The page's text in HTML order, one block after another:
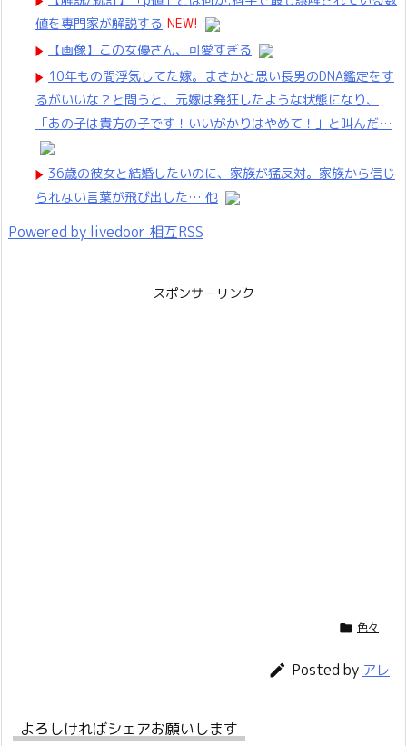
値を専門家が解説する NEW!
【画像】この女優さん、可愛すぎる
10年もの間浮気してた嫁。まさかと思い長男のDNA鑑定をす
るがいいな？と問うと、元嫁は発狂したような状態になり、
「あの子は貴方の子です！いいがかりはやめて！」と叫んだ…
36歳の彼女と結婚したいのに、家族が猛反対。家族から信じ
られない言葉が飛び出した… 他
Powered by livedoor 相互RSS
スポンサーリンク
 色々
 Posted by アレ
よろしければシェアお願いします